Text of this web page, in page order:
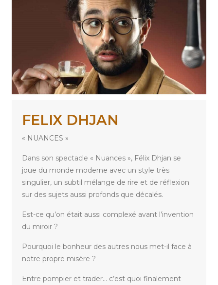
FELIX DHJAN
« NUANCES »
Dans son spectacle « Nuances », Félix Dhjan se
joue du monde moderne avec un style très
singulier, un subtil mélange de rire et de réflexion
sur des sujets aussi profonds que décalés.
Est-ce qu’on était aussi complexé avant l’invention
du miroir ?
Pourquoi le bonheur des autres nous met-il face à
notre propre misère ?
Entre pompier et trader… c’est quoi finalement